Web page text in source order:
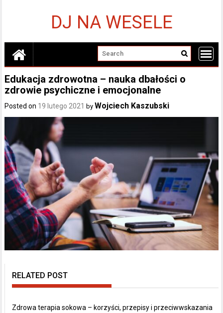
DJ NA WESELE
Edukacja zdrowotna – nauka dbałości o
zdrowie psychiczne i emocjonalne
Posted on 19 lutego 2021 by Wojciech Kaszubski
RELATED POST
Zdrowa terapia sokowa – korzyści, przepisy i przeciwwskazania